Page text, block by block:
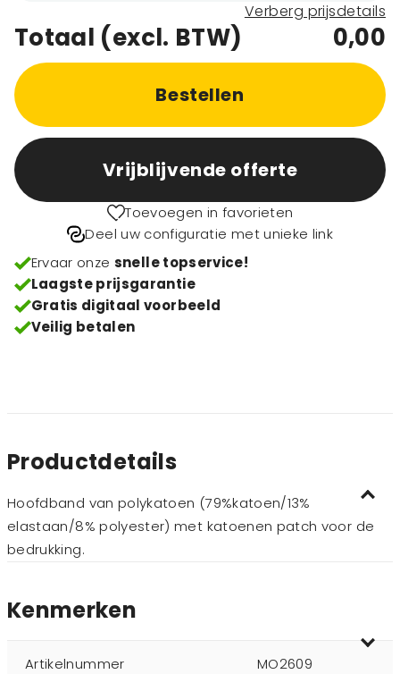
Verberg prijsdetails
Totaal (excl. BTW) 0,00
Bestellen
Vrijblijvende offerte
Toevoegen in favorieten
Deel uw configuratie met unieke link
Ervaar onze snelle topservice!
Laagste prijsgarantie
Gratis digitaal voorbeeld
Veilig betalen
Productdetails
Hoofdband van polykatoen (79%katoen/13%
elastaan/8% polyester) met katoenen patch voor de
bedrukking.
Kenmerken
Artikelnummer MO2609